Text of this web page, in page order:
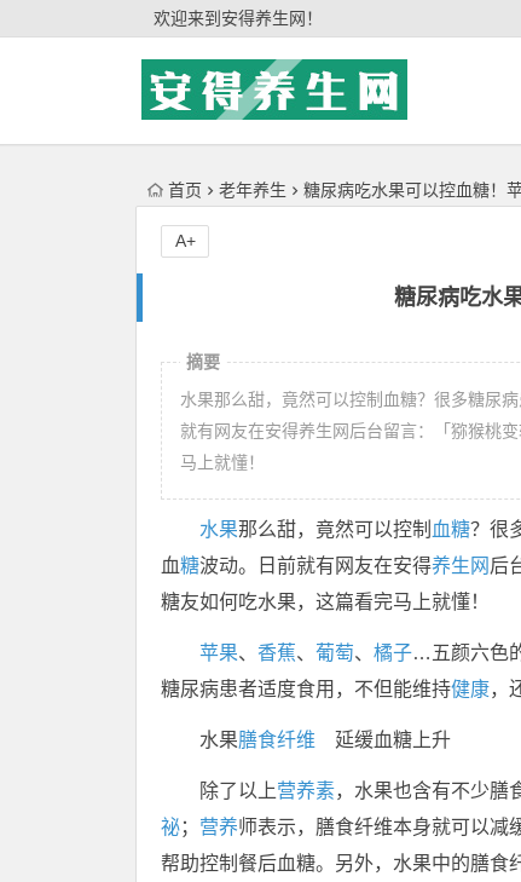
欢迎来到安得养生网！
首页 老年养生 糖尿病吃水果可以控血糖！
糖尿病吃水
A+
摘要
水果那么甜，竟然可以控制血糖？很多糖尿
就有网友在安得养生网后台留言：「猕猴桃
马上就懂！
水果那么甜，竟然可以控制 血糖？很
血糖波动。日前就有网友在安得养生网 后
糖友如何吃水果，这篇看完马上就懂！
苹果、 香蕉、 葡萄、 橘子…五颜六色
糖尿病患者适度食用，不但能维持健康，
水果膳食纤维 延缓血糖上升
除了以上营养素，水果也含有不少膳
祕； 营养师表示，膳食纤维本身就可以减
帮助控制餐后血糖。另外，水果中的膳食